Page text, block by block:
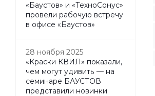
«Баустов» и «ТехноСонус»
провели рабочую встречу
в офисе «Баустов»
28 ноября 2025
«Краски КВИЛ» показали,
чем могут удивить — на
семинаре БАУСТОВ
представили новинки